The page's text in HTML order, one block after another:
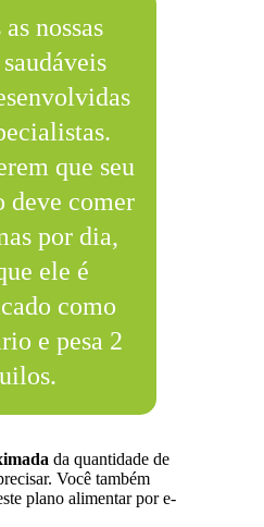
nossas
que seu
deve comer
por dia,
ele é
como
e pesa 2
da quantidade de
Você também
plano alimentar por e-